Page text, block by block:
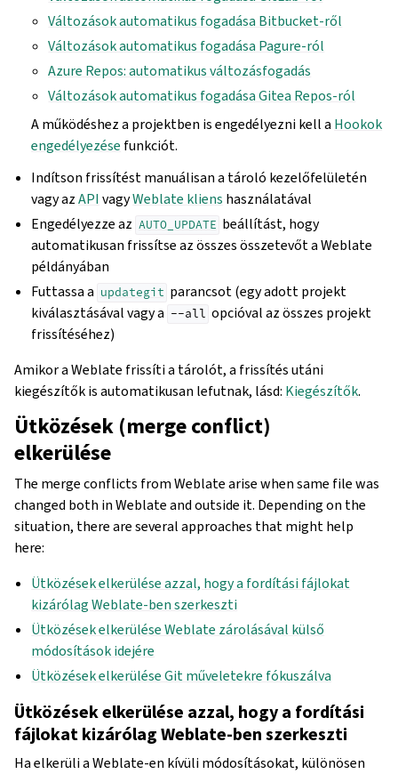
Változások automatikus fogadása Bitbucket-ről
Változások automatikus fogadása Pagure-ról
Azure Repos: automatikus változásfogadás
Változások automatikus fogadása Gitea Repos-ról
A működéshez a projektben is engedélyezni kell a Hookok
engedélyezése funkciót.
Indítson frissítést manuálisan a tároló kezelőfelületén
vagy azAPI vagyWeblate kliens használatával
Engedélyezze az AUTO_UPDATE beállítást, hogy
automatikusan frissítse az összes összetevőt a Weblate
példányában
Futtassa a updategit parancsot (egy adott projekt
kiválasztásával vagy a --all opcióval az összes projekt
frissítéséhez)
Amikor a Weblate frissíti a tárolót, a frissítés utáni
kiegészítők is automatikusan lefutnak, lásd: Kiegészítők.
Ütközések (merge conflict)
elkerülése
The merge conflicts from Weblate arise when same file was
changed both in Weblate and outside it. Depending on the
situation, there are several approaches that might help
here:
Ütközések elkerülése azzal, hogy a fordítási fájlokat
kizárólag Weblate-ben szerkeszti
Ütközések elkerülése Weblate zárolásával külső
módosítások idejére
Ütközések elkerülése Git műveletekre fókuszálva
Ütközések elkerülése azzal, hogy a fordítási
fájlokat kizárólag Weblate-ben szerkeszti
Ha elkerüli a Weblate-en kívüli módosításokat, különösen